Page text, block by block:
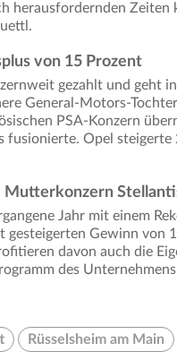
herausfordernden
von 15 Prozent
gezahlt und geht
General-Motors-
PSA-Konzern
fusionierte. Opel steigerte
Mutterkonzern
Jahr mit einem
gesteigerten Gewinn von
davon auch die
des
Rüsselsheim am Main